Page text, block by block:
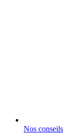
Nos conseils